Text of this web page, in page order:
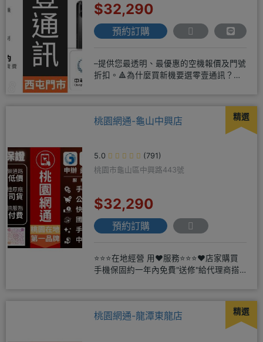
$32,290
預約訂購
–提供您最透明、最優惠的空機報價及門號
折扣。🔺為什麼買新機要選零壹通訊？
精選
桃園網通-龜山中興店
5.0
(791)
桃園市龜山區中興路443號
$32,290
預約訂購
⭐⭐⭐在地經營 用❤️服務⭐⭐⭐❤️店家購買
手機保固約一年內免費"送修"給代理商搭
精選
桃園網通-龍潭東龍店